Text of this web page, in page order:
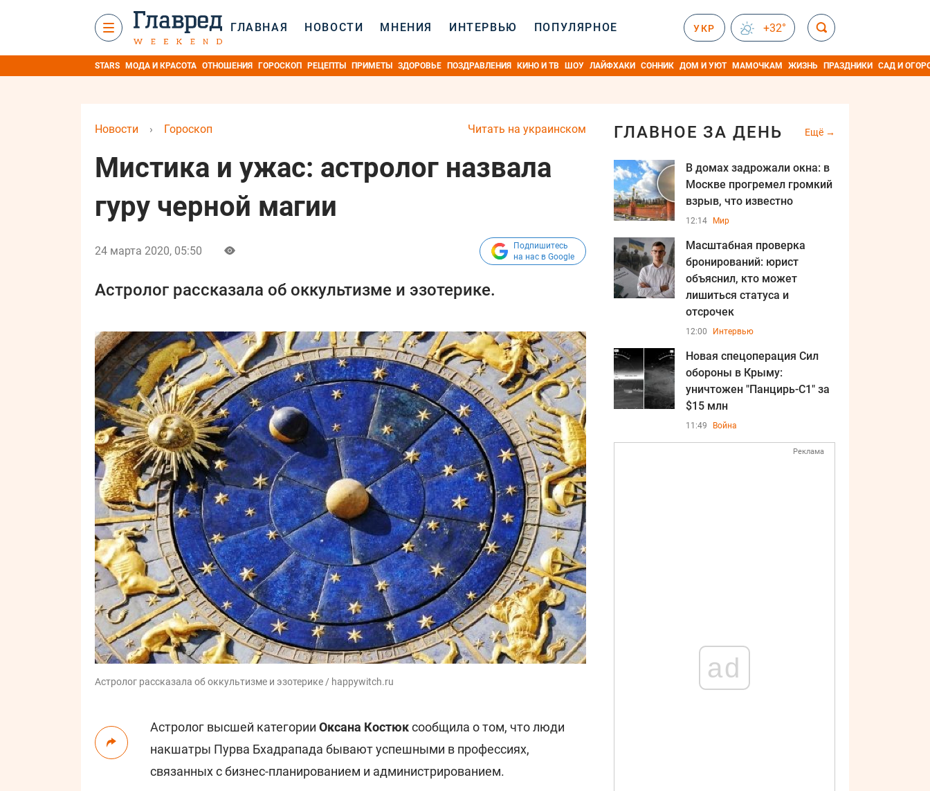
ГЛАВНАЯ НОВОСТИ МНЕНИЯ ИНТЕРВЬЮ ПОПУЛЯРНОЕ УКР +32°
STARS МОДА И КРАСОТА ОТНОШЕНИЯ ГОРОСКОП РЕЦЕПТЫ ПРИМЕТЫ ЗДОРОВЬЕ ПОЗДРАВЛЕНИЯ КИНО И ТВ ШОУ ЛАЙФХАКИ СОННИК ДОМ И УЮТ МАМОЧКАМ ЖИЗНЬ ПРАЗДНИКИ САД И
Читать на украинском
Новости › Гороскоп
Мистика и ужас: астролог назвала
гуру черной магии
24 марта 2020, 05:50
Подпишитесь
на нас в Google
Астролог рассказала об оккультизме и эзотерике.
Астролог рассказала об оккультизме и эзотерике / happywitch.ru
Астролог высшей категории Оксана Костюксообщила о том, что люди
накшатры Пурва Бхадрапада бывают успешными в профессиях,
связанных с бизнес-планированием и администрированием.
ГЛАВНОЕ ЗА ДЕНЬ Ещё
В домах задрожали окна: в
Москве прогремел громкий
взрыв, что известно
12:14 Мир
Масштабная проверка
бронирований: юрист
объяснил, кто может
лишиться статуса и
отсрочек
12:00 Интервью
Новая спецоперация Сил
обороны в Крыму:
уничтожен "Панцирь-С1" за
$15 млн
11:49 Война
Реклама
ad